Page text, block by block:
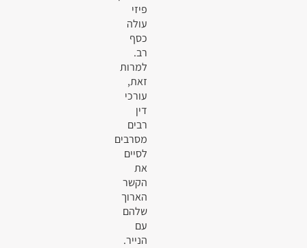
פיזי
עולה
כסף
רב.
למרות
זאת,
עורכי
דין
רבים
מסרבים
לסיים
את
הקשר
הארוך
שלהם
עם
הנייר.